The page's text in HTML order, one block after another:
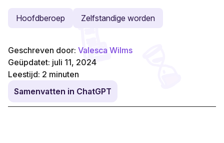
Hoofdberoep Zelfstandige worden
Geschreven door: Valesca Wilms
Geüpdatet: juli 11, 2024
Leestijd: 2 minuten
Samenvatten in ChatGPT